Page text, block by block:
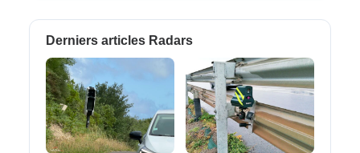
Derniers articles Radars